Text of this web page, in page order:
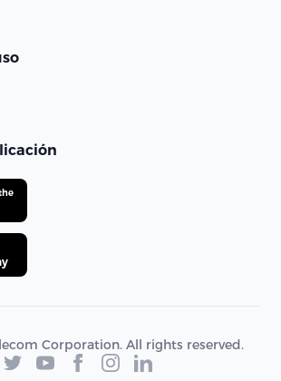
Corporation. All rights reserved.